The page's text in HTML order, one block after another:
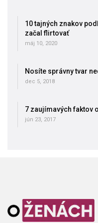
10 tajných znakov
začal flirtovať
máj 10, 2020
Nosíte správny tvar
dec 5, 2018
7 zaujímavých faktov
jún 23, 2017